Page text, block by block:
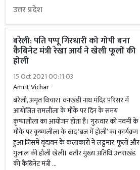
उत्तर प्रदेश
बरेली: पति पप्पू गिरधारी को गोपी बना
कैबिनेट मंत्री रेखा आर्य ने खेली फूलों की
होली
15 Oct 2021 00:11:03
Amrit Vichar
बरेली, अमृत विचार। वनखंडी नाथ मंदिर परिसर में
आयोजित रामलीला के मौके पर दिन के समय
कृष्णलीला का आयोजन होता है। गुरुवार को नवमी के
मौके पर कृष्णलीला के बाद ‘ब्रज में होली’ का कार्यक्रम
हुआ जिसमें वृंदावन के कलाकारों ने लट्ठमार, फूलों और
गुलाल की होली खेली। बतौर मुख्य अतिथि उत्तराखंड
की कैबिनेट मंत्री …